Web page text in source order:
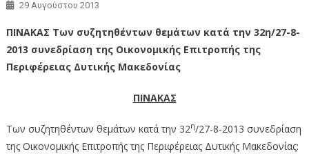
29 Αυγούστου 2013
ΠΙΝΑΚΑΣ Των συζητηθέντων θεμάτων κατά την 32η/27-8-
2013 συνεδρίαση της Οικονομικής Επιτροπής της
Περιφέρειας Δυτικής Μακεδονίας
ΠΙΝΑΚΑΣ
Των συζητηθέντων θεμάτων κατά την 32η/27-8-2013 συνεδρίαση
της Οικονομικής Επιτροπής της Περιφέρειας Δυτικής Μακεδονίας: